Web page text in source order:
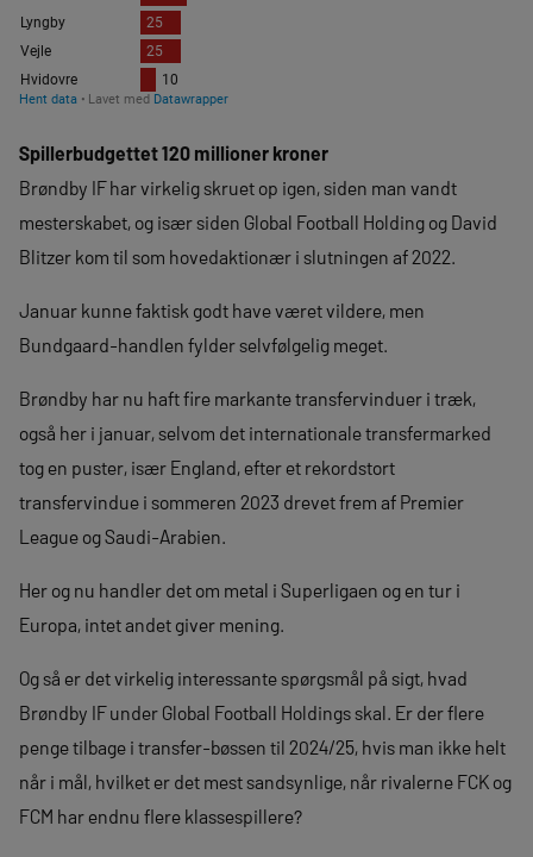
Spillerbudgettet 120 millioner kroner
Brøndby IF har virkelig skruet op igen, siden man vandt
mesterskabet, og især siden Global Football Holding og David
Blitzer kom til som hovedaktionær i slutningen af 2022.
Januar kunne faktisk godt have været vildere, men
Bundgaard-handlen fylder selvfølgelig meget.
Brøndby har nu haft fire markante transfervinduer i træk,
også her i januar, selvom det internationale transfermarked
tog en puster, især England, efter et rekordstort
transfervindue i sommeren 2023 drevet frem af Premier
League og Saudi-Arabien.
Her og nu handler det om metal i Superligaen og en tur i
Europa, intet andet giver mening.
Og så er det virkelig interessante spørgsmål på sigt, hvad
Brøndby IF under Global Football Holdings skal. Er der flere
penge tilbage i transfer-bøssen til 2024/25, hvis man ikke helt
når i mål, hvilket er det mest sandsynlige, når rivalerne FCK og
FCM har endnu flere klassespillere?